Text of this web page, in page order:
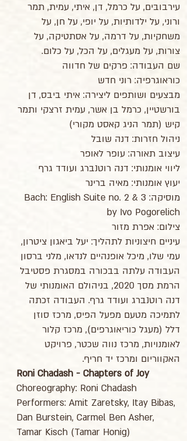
עירבובים, על כרמל, דן, איתי, עמית, תמר
ורוני, על ילדותיות, על יופי, על חן, על
משחקיות, על דרמה, על אסתטיקה, על
צורות, על מעגלים, על הכל, על כלום.
שם העבודה: פרקים של חדווה
כוראוגרפיה: רוני חדש
מבצעים ושותפים ליצירה: איתי ביבס, דן
בורשטיין, כרמל בן אשר, עמית זרצקי ותמר
קיש (תמר הניג קאסט מקורי)
ניהול חזרות: דנה שובל
עיצוב תאורה: עופר לאופר
ליווי אומנותי: דנה רוטנברג ועודד גרף
יעוץ אומנותי: מאיה ברינר
מוסיקה: Bach: English Suite no. 2 & 3
by Ivo Pogorelich
צילום: אפרת מזור
עיניים חיצוניות לתהליך: יעל ביאגון ציטרון,
עמי שלו, מיכל אופנהיים לנדאו, מלני ברסון
העבודה עלתה בבכורה במסגרת פסטיבל
הרמת מסך 2020, בניהולם האומנותי של
דנה רוטנברג ועודד גרף. העבודה זכתה
לתמיכה מטעם מפעל הפיס, מרכז סוזן
דלל (מעגל כוריאוגרפים), מרכז קלור
לאומנויות, מרכז נווה שכטר, פרויקט
האקווריום ומרכז יד חריף.
Roni Chadash - Chapters of Joy
Choreography: Roni Chadash
Performers: Amit Zaretsky, Itay Bibas,
Dan Burstein, Carmel Ben Asher,
Tamar Kisch (Tamar Honig)